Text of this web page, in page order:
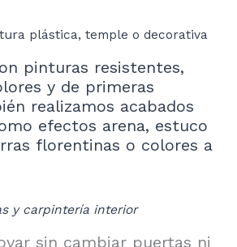
plástica, temple o decorativa
pinturas resistentes,
y de primeras
realizamos acabados
efectos arena, estuco
florentinas o colores a
y carpintería interior
sin cambiar puertas ni